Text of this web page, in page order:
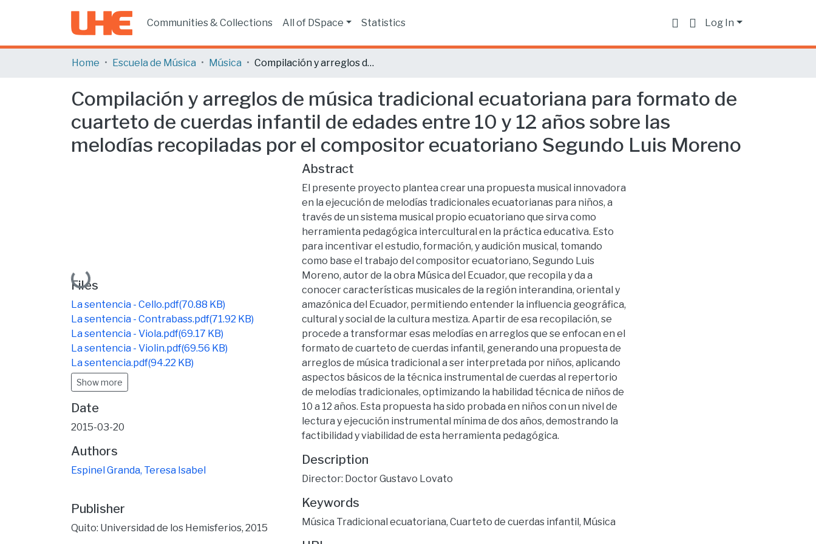
Communities & Collections All of DSpace Statistics Log In
Home Escuela de Música Música Compilación y arreglos de música tradicional ecuatoriana para formato de cuarteto de cuerdas infantil de edades entre 10 y 12 años sobre las melodías recopiladas por el compositor ecuatoriano Segundo Luis Moreno
Compilación y arreglos de música tradicional ecuatoriana para formato de
cuarteto de cuerdas infantil de edades entre 10 y 12 años sobre las
melodías recopiladas por el compositor ecuatoriano Segundo Luis Moreno
Loading...
Files
La sentencia - Cello.pdf(70.88 KB)
La sentencia - Contrabass.pdf(71.92 KB)
La sentencia - Viola.pdf(69.17 KB)
La sentencia - Violin.pdf(69.56 KB)
La sentencia.pdf(94.22 KB)
Show more
Date
2015-03-20
Authors
Espinel Granda, Teresa Isabel
Publisher
Quito: Universidad de los Hemisferios, 2015
Abstract
El presente proyecto plantea crear una propuesta musical innovadora
en la ejecución de melodías tradicionales ecuatorianas para niños, a
través de un sistema musical propio ecuatoriano que sirva como
herramienta pedagógica intercultural en la práctica educativa. Esto
para incentivar el estudio, formación, y audición musical, tomando
como base el trabajo del compositor ecuatoriano, Segundo Luis
Moreno, autor de la obra Música del Ecuador, que recopila y da a
conocer características musicales de la región interandina, oriental y
amazónica del Ecuador, permitiendo entender la influencia geográfica,
cultural y social de la cultura mestiza. Apartir de esa recopilación, se
procede a transformar esas melodías en arreglos que se enfocan en el
formato de cuarteto de cuerdas infantil, generando una propuesta de
arreglos de música tradicional a ser interpretada por niños, aplicando
aspectos básicos de la técnica instrumental de cuerdas al repertorio
de melodías tradicionales, optimizando la habilidad técnica de niños de
10 a 12 años. Esta propuesta ha sido probada en niños con un nivel de
lectura y ejecución instrumental mínima de dos años, demostrando la
factibilidad y viabilidad de esta herramienta pedagógica.
Description
Director: Doctor Gustavo Lovato
Keywords
Música Tradicional ecuatoriana, Cuarteto de cuerdas infantil, Música